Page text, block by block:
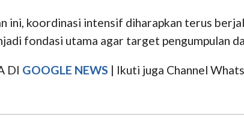
ini, koordinasi intensif diharapkan terus
fondasi utama agar target pengumpulan
DI GOOGLE NEWS | Ikuti juga Channel